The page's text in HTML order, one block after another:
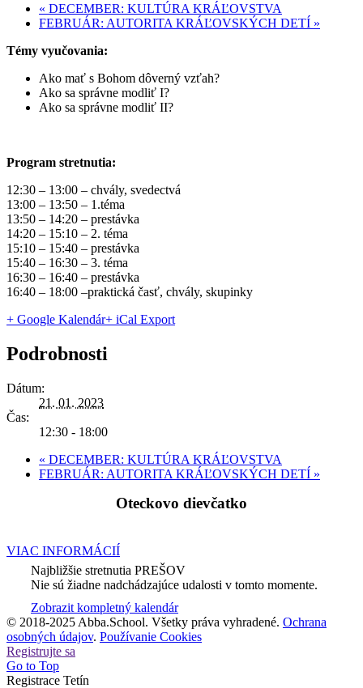
« DECEMBER: KULTÚRA KRÁĽOVSTVA
FEBRUÁR: AUTORITA KRÁĽOVSKÝCH DETÍ »
Témy vyučovania:
Ako mať s Bohom dôverný vzťah?
Ako sa správne modliť I?
Ako sa správne modliť II?
Program stretnutia:
12:30 – 13:00 – chvály, svedectvá
13:00 – 13:50 – 1.téma
13:50 – 14:20 – prestávka
14:20 – 15:10 – 2. téma
15:10 – 15:40 – prestávka
15:40 – 16:30 – 3. téma
16:30 – 16:40 – prestávka
16:40 – 18:00 –praktická časť, chvály, skupinky
+ Google Kalendár+ iCal Export
Podrobnosti
Dátum:
21. 01. 2023
Čas:
12:30 - 18:00
« DECEMBER: KULTÚRA KRÁĽOVSTVA
FEBRUÁR: AUTORITA KRÁĽOVSKÝCH DETÍ »
Oteckovo dievčatko
VIAC INFORMÁCIÍ
Najbližšie stretnutia PREŠOV
Nie sú žiadne nadchádzajúce udalosti v tomto momente.
Zobrazit kompletný kalendár
© 2018-2025 Abba.School. Všetky práva vyhradené. Ochrana
osobných údajov. Používanie Cookies
Registrujte sa
Go to Top
Registrace Tetín